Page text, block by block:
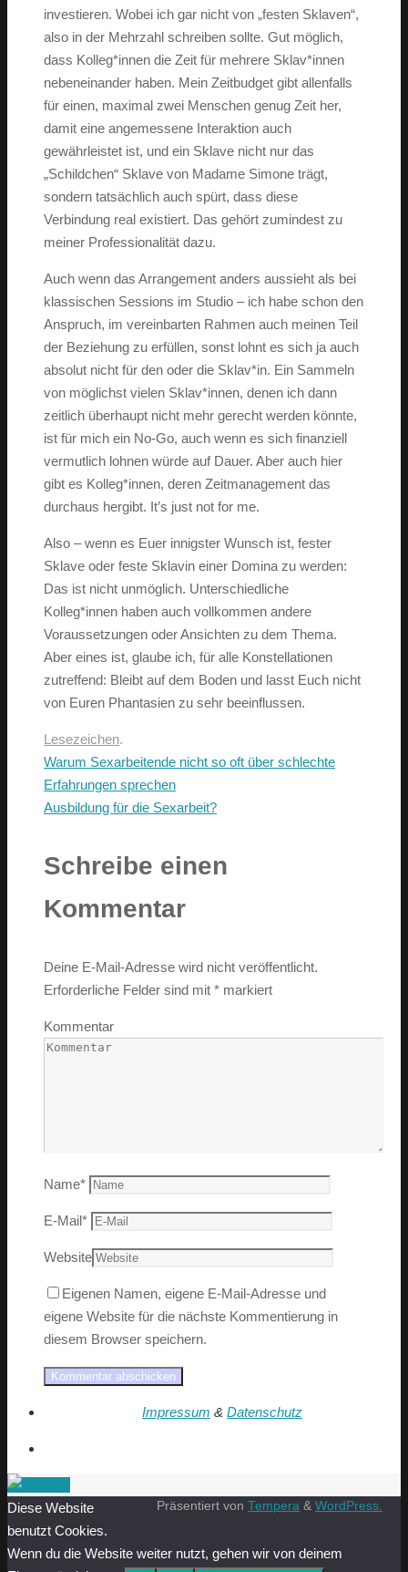
investieren. Wobei ich gar nicht von „festen Sklaven“,
also in der Mehrzahl schreiben sollte. Gut möglich,
dass Kolleg*innen die Zeit für mehrere Sklav*innen
nebeneinander haben. Mein Zeitbudget gibt allenfalls
für einen, maximal zwei Menschen genug Zeit her,
damit eine angemessene Interaktion auch
gewährleistet ist, und ein Sklave nicht nur das
„Schildchen“ Sklave von Madame Simone trägt,
sondern tatsächlich auch spürt, dass diese
Verbindung real existiert. Das gehört zumindest zu
meiner Professionalität dazu.
Auch wenn das Arrangement anders aussieht als bei
klassischen Sessions im Studio – ich habe schon den
Anspruch, im vereinbarten Rahmen auch meinen Teil
der Beziehung zu erfüllen, sonst lohnt es sich ja auch
absolut nicht für den oder die Sklav*in. Ein Sammeln
von möglichst vielen Sklav*innen, denen ich dann
zeitlich überhaupt nicht mehr gerecht werden könnte,
ist für mich ein No-Go, auch wenn es sich finanziell
vermutlich lohnen würde auf Dauer. Aber auch hier
gibt es Kolleg*innen, deren Zeitmanagement das
durchaus hergibt. It’s just not for me.
Also – wenn es Euer innigster Wunsch ist, fester
Sklave oder feste Sklavin einer Domina zu werden:
Das ist nicht unmöglich. Unterschiedliche
Kolleg*innen haben auch vollkommen andere
Voraussetzungen oder Ansichten zu dem Thema.
Aber eines ist, glaube ich, für alle Konstellationen
zutreffend: Bleibt auf dem Boden und lasst Euch nicht
von Euren Phantasien zu sehr beeinflussen.
Lesezeichen.
Warum Sexarbeitende nicht so oft über schlechte
Erfahrungen sprechen
Ausbildung für die Sexarbeit?
Schreibe einen
Kommentar
Deine E-Mail-Adresse wird nicht veröffentlicht.
Erforderliche Felder sind mit * markiert
Kommentar
Name*
E-Mail*
Website
Eigenen Namen, eigene E-Mail-Adresse und
eigene Website für die nächste Kommentierung in
diesem Browser speichern.
Impressum & Datenschutz
Präsentiert von Tempera & WordPress.
Diese Website
benutzt Cookies.
Wenn du die Website weiter nutzt, gehen wir von deinem